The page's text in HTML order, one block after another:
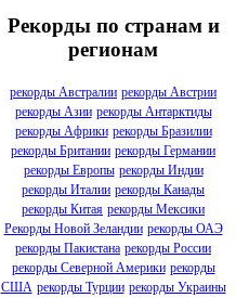
Рекорды по странам и
регионам
рекорды Австралии рекорды Австрии
рекорды Азии рекорды Антарктиды
рекорды Африки рекорды Бразилии
рекорды Британии рекорды Германии
рекорды Европы рекорды Индии
рекорды Италии рекорды Канады
рекорды Китая рекорды Мексики
Рекорды Новой Зеландии рекорды ОАЭ
рекорды Пакистана рекорды России
рекорды Северной Америки рекорды
США рекорды Турции рекорды Украины